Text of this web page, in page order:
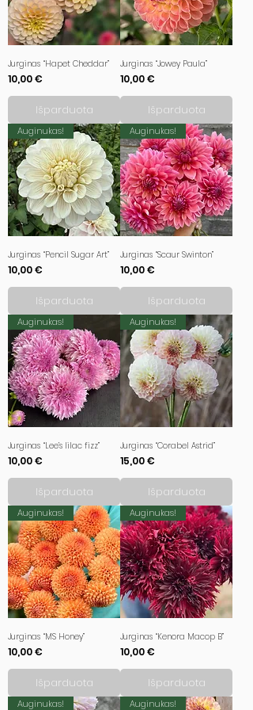
Jurginas “Hapet Cheddar”
Kaina
10,00 €
Išparduota
Jurginas “Jowey Paula”
Kaina
10,00 €
Išparduota
Auginukas!
Jurginas “Pencil Sugar Art”
Kaina
10,00 €
Išparduota
Auginukas!
Jurginas “Scaur Swinton”
Kaina
10,00 €
Išparduota
Auginukas!
Jurginas “Lee’s lilac fizz”
Kaina
10,00 €
Išparduota
Auginukas!
Jurginas “Corabel Astrid”
Kaina
15,00 €
Išparduota
Auginukas!
Jurginas “MS Honey”
Kaina
10,00 €
Išparduota
Auginukas!
Jurginas “Kenora Macop B”
Kaina
10,00 €
Išparduota
Auginukas! Auginukas!